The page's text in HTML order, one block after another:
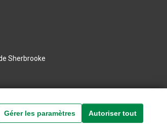
Sherbrooke
Gérer les paramètres Autoriser tout